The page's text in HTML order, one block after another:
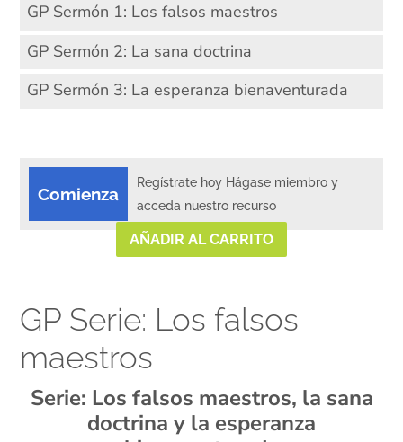
GP Sermón 1: Los falsos maestros
GP Sermón 2: La sana doctrina
GP Sermón 3: La esperanza bienaventurada
Comienza
Regístrate hoy Hágase miembro y
acceda nuestro recurso
AÑADIR AL CARRITO
GP Serie: Los falsos
maestros
Serie: Los falsos maestros, la sana
doctrina y la esperanza